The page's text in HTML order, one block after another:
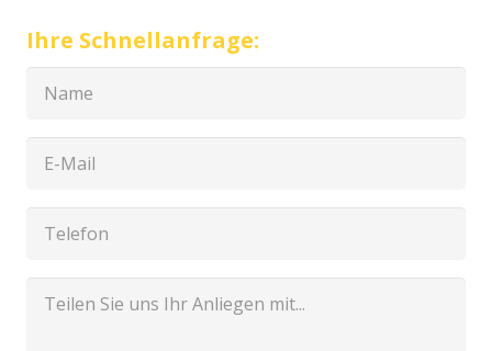
Ihre Schnellanfrage: